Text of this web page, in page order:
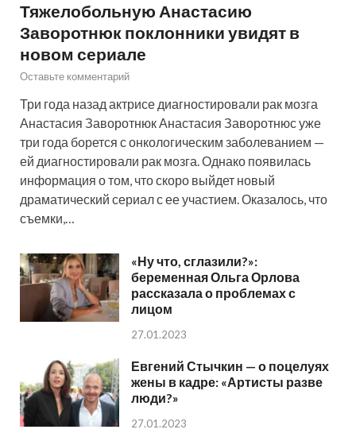
Тяжелобольную Анастасию
Заворотнюк поклонники увидят в
новом сериале
Оставьте комментарий
Три года назад актрисе диагностировали рак мозга
Анастасия Заворотнюк Анастасия Заворотнюс уже
три года борется с онкологическим заболеванием —
ей диагностировали рак мозга. Однако появилась
информация о том, что скоро выйдет новый
драматический сериал с ее участием. Оказалось, что
съемки,…
«Ну что, сглазили?»:
беременная Ольга Орлова
рассказала о проблемах с
лицом
27.01.2023
Евгений Стычкин — о поцелуях
жены в кадре: «Артисты разве
люди?»
27.01.2023